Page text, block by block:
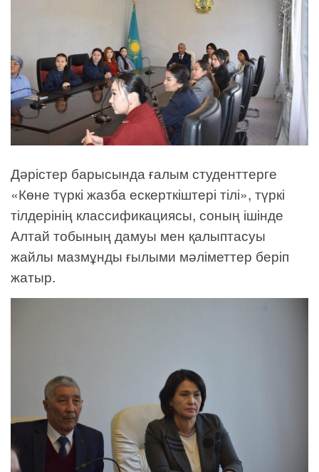
Дәрістер барысында ғалым студенттерге
«Көне түркі жазба ескерткіштері тілі», түркі
тілдерінің классификациясы, соның ішінде
Алтай тобының дамуы мен қалыптасуы
жайлы мазмұнды ғылыми мәліметтер беріп
жатыр.